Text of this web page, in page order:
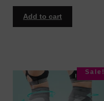
Add to cart
Sale!